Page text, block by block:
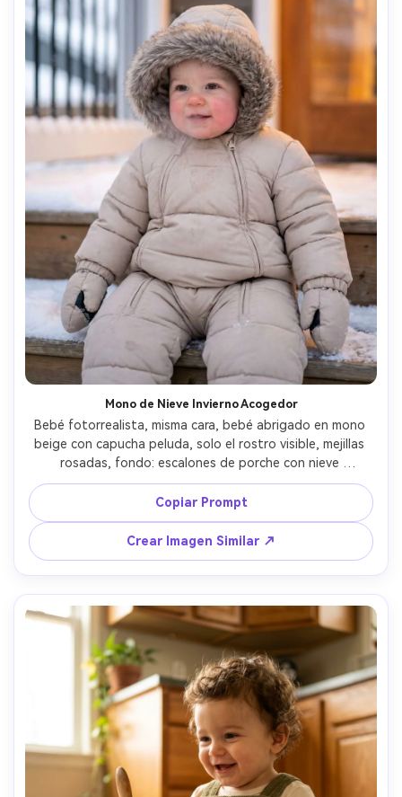
Mono de Nieve Invierno Acogedor
Bebé fotorrealista, misma cara, bebé abrigado en mono
beige con capucha peluda, solo el rostro visible, mejillas
rosadas, fondo: escalones de porche con nieve
difuminada, luz fría diurna con rebote cálido de puerta
cercana, Nikon Z6II, 50mm f/1.8, retrato cercano,
atmósfera visible de aliento, sombras naturales, alto
detalle, ambiente acogedor y seguro de invierno --ar 4:5
Copiar Prompt
Crear Imagen Similar ↗